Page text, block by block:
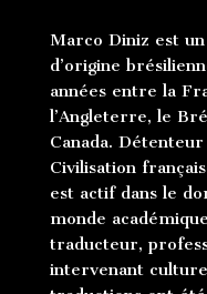
Marco Diniz est
d’origine
années entre la
l’Angleterre, le
Canada.
Civilisation
est actif dans le
monde
traducteur,
intervenant